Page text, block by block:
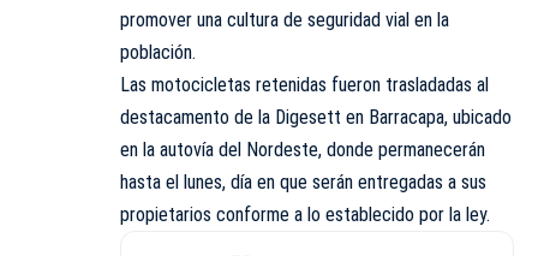
promover una cultura de seguridad vial en la
población.
Las motocicletas retenidas fueron trasladadas al
destacamento de la Digesett en Barracapa, ubicado
en la autovía del Nordeste, donde permanecerán
hasta el lunes, día en que serán entregadas a sus
propietarios conforme a lo establecido por la ley.